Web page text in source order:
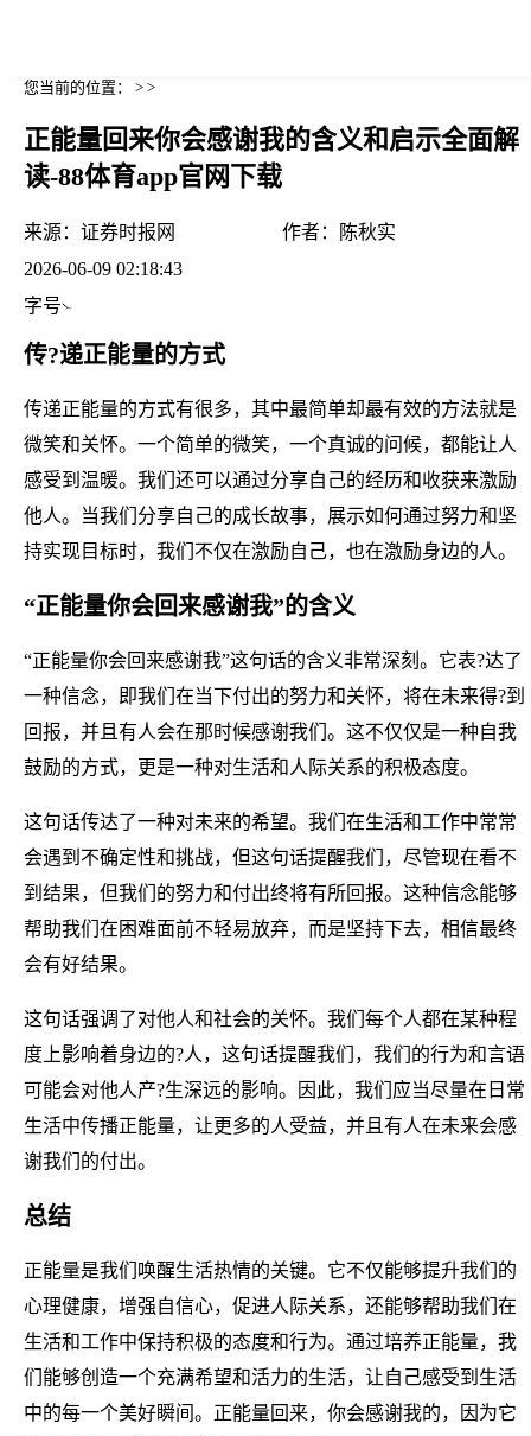
您当前的位置： > >
正能量回来你会感谢我的含义和启示全面解
读-88体育app官网下载
来源： 证券时报网 作者：
陈秋实
2026-06-09 02:18:43
字号
传?递正能量的方式
传递正能量的方式有很多，其中最简单却最有效的方法就是
微笑和关怀。一个简单的微笑，一个真诚的问候，都能让人
感受到温暖。我们还可以通过分享自己的经历和收获来激励
他人。当我们分享自己的成长故事，展示如何通过努力和坚
持实现目标时，我们不仅在激励自己，也在激励身边的人。
“正能量你会回来感谢我”的含义
“正能量你会回来感谢我”这句话的含义非常深刻。它表?达了
一种信念，即我们在当下付出的努力和关怀，将在未来得?到
回报，并且有人会在那时候感谢我们。这不仅仅是一种自我
鼓励的方式，更是一种对生活和人际关系的积极态度。
这句话传达了一种对未来的希望。我们在生活和工作中常常
会遇到不确定性和挑战，但这句话提醒我们，尽管现在看不
到结果，但我们的努力和付出终将有所回报。这种信念能够
帮助我们在困难面前不轻易放弃，而是坚持下去，相信最终
会有好结果。
这句话强调了对他人和社会的关怀。我们每个人都在某种程
度上影响着身边的?人，这句话提醒我们，我们的行为和言语
可能会对他人产?生深远的影响。因此，我们应当尽量在日常
生活中传播正能量，让更多的人受益，并且有人在未来会感
谢我们的付出。
总结
正能量是我们唤醒生活热情的关键。它不仅能够提升我们的
心理健康，增强自信心，促进人际关系，还能够帮助我们在
生活和工作中保持积极的态度和行为。通过培养正能量，我
们能够创造一个充满希望和活力的生活，让自己感受到生活
中的每一个美好瞬间。正能量回来，你会感谢我的，因为它